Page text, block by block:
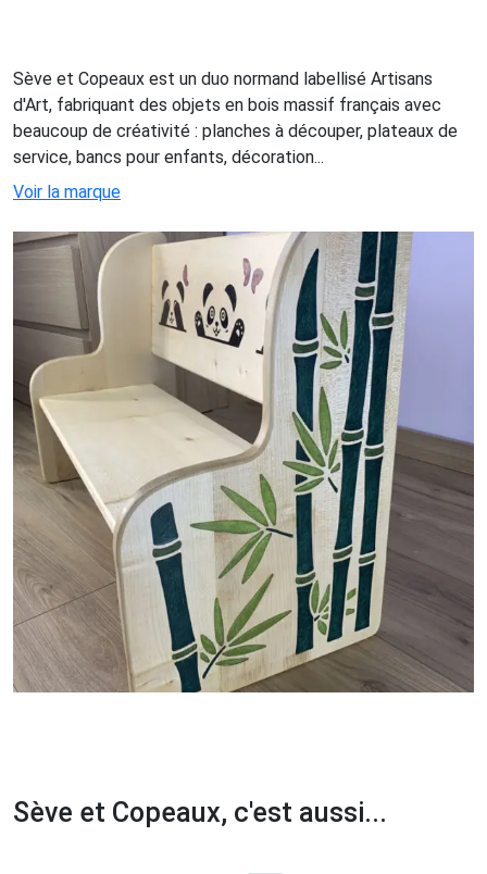
Sève et Copeaux est un duo normand labellisé Artisans
d'Art, fabriquant des objets en bois massif français avec
beaucoup de créativité : planches à découper, plateaux de
service, bancs pour enfants, décoration...
Voir la marque
Sève et Copeaux, c'est aussi...